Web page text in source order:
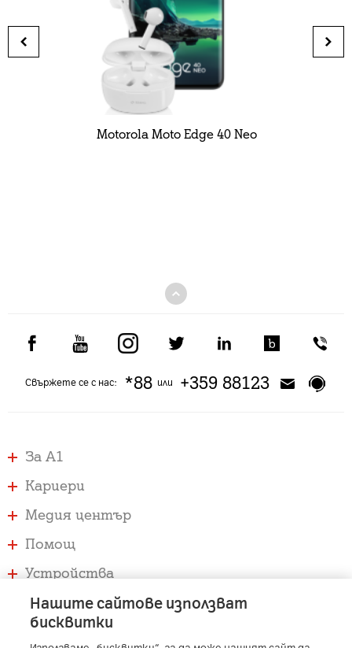
Motorola Moto Edge 40 Neo
Свържете се с нас: *88или +359 88123
За А1
Кариери
Медия център
Помощ
Устройства
Услуги
Нашите сайтове използват
бисквитки